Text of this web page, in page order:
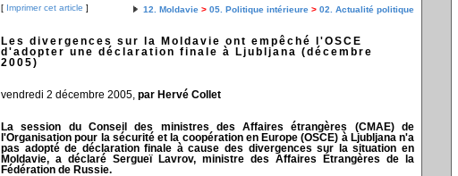
[ Imprimer cet article ] 12. Moldavie > 05. Politique intérieure > 02. Actualité politique
Les divergences sur la Moldavie ont empêché l'OSCE
d'adopter une déclaration finale à Ljubljana (décembre
2005)
vendredi 2 décembre 2005, par Hervé Collet
La session du Conseil des ministres des Affaires étrangères (CMAE) de
l'Organisation pour la sécurité et la coopération en Europe (OSCE) à Ljubljana n'a
pas adopté de déclaration finale à cause des divergences sur la situation en
Moldavie, a déclaré Sergueï Lavrov, ministre des Affaires Étrangères de la
Fédération de Russie.